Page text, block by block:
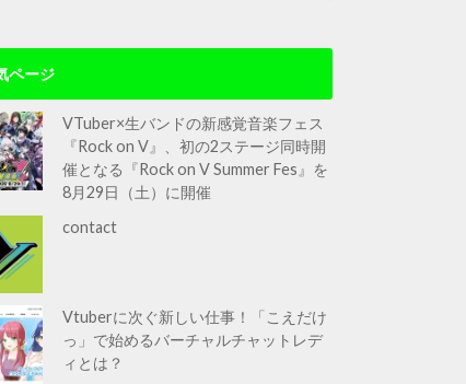
ページ
VTuber×生バンドの新感覚音楽フェス
『Rock on V』、初の2ステージ同時開
催となる『Rock on V Summer Fes』を
8月29日（土）に開催
contact
Vtuberに次ぐ新しい仕事！「こえだけ
っ」で始めるバーチャルチャットレデ
ィとは？